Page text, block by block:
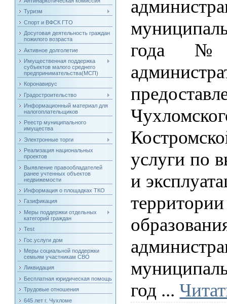
Туризм
Спорт и ВФСК ГТО
Досуговая деятельность граждан
пожилого возраста
Активное долголетие
Имущественная поддержка
субъектов малого среднего
предпринимательства(МСП)
Коронавирус
Градостроительство
Информационный материал для
налогоплательщиков
Реестр муниципального
имущества
Электронные торги
Реализация национальных
проектов
Выявление правообладателей
ранее учтенных объектов
недвижемости
Информация о площадках ТКО
Газификация
Меры поддержки отдельных
категорий граждан
Test
Гос.услуги дом
Меры социальной поддержки
семьям участникам СВО
Ликвидация
Бесплатная юридическая помощь
Трудовые отношения
645 лет г. Чухломе
года
услуги по
и
год ...